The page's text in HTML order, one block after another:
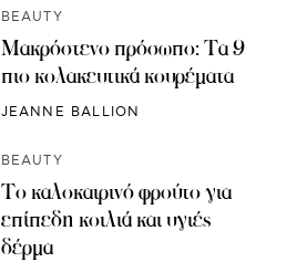
BEAUTY
Μακρόστενο πρόσωπο: Τα 9
πιο κολακευτικά κουρέματα
JEANNE BALLION
BEAUTY
Το καλοκαιρινό φρούτο για
επίπεδη κοιλιά και υγιές
δέρμα